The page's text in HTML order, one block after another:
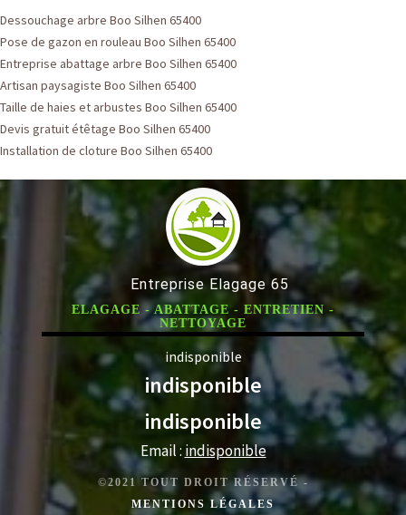
Dessouchage arbre Boo Silhen 65400
Pose de gazon en rouleau Boo Silhen 65400
Entreprise abattage arbre Boo Silhen 65400
Artisan paysagiste Boo Silhen 65400
Taille de haies et arbustes Boo Silhen 65400
Devis gratuit étêtage Boo Silhen 65400
Installation de cloture Boo Silhen 65400
Entreprise Elagage 65
ELAGAGE - ABATTAGE - ENTRETIEN -
NETTOYAGE
indisponible
indisponible
indisponible
Email : indisponible
©2021 TOUT DROIT RÉSERVÉ -
MENTIONS LÉGALES